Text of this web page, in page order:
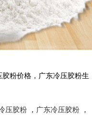
粉价格，广东冷压胶粉生
压胶粉 ， 广东冷压胶粉 ，